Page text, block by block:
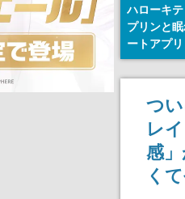
ハローキ
プリンと
ートアプ
が配信中
ASMRや
つ
レ
感
く